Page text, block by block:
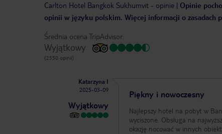
Carlton Hotel Bangkok Sukhumvit - opinie | Opinie
opinii w języku polskim. Więcej informacji o zasadach
Średnia ocena TripAdvisor:
Wyjątkowy
(2550 opinii)
Katarzyna I
2025-03-09
Wyjątkowy
Piękny i nowoczesny
Najlepszy hotel na pobyt w
wyciszone. Obsługa na
okazję nocować w innych